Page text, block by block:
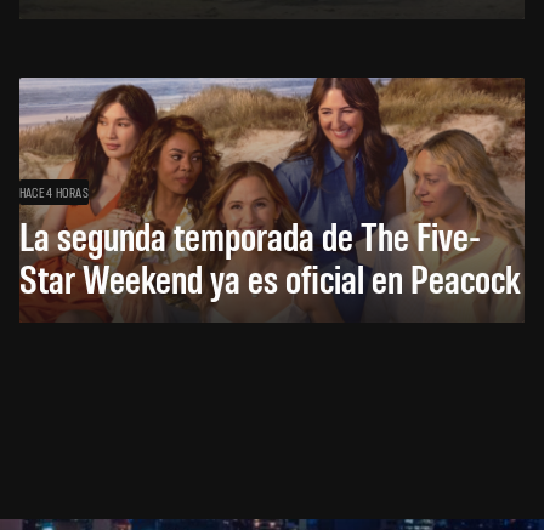
HACE 4 HORAS
La segunda temporada de The Five-
Star Weekend ya es oficial en Peacock